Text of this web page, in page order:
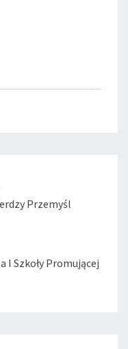
Przemyśl
Szkoły Promującej